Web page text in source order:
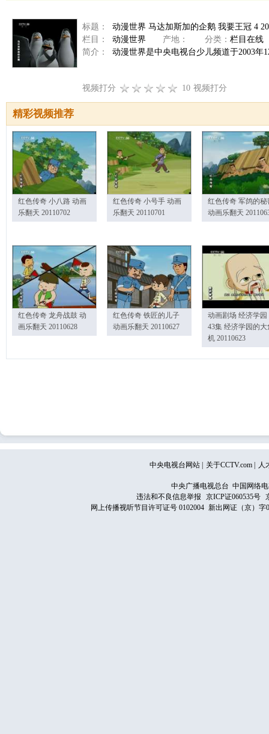
标题：
动漫世界 马达加斯加的企鹅 我要王冠 4
栏目：
动漫世界 产地： 分类： 栏目在线
简介：
动漫世界是中央电视台少儿频道于2003年
视频打分 10 视频打分
精彩视频推荐
红色传奇 小八路 动画
乐翻天 20110702
红色传奇 小号手 动画
乐翻天 20110701
红色传奇 军鸽的秘
动画乐翻天
红色传奇 龙舟战鼓 动
画乐翻天 20110628
红色传奇 铁匠的儿子
动画乐翻天 20110627
动画剧场 经济学园
43集 经济学园的大
机 20110623
中央电视台网站 关于CCTV.com 人
中央广播电视总台 中国网络
违法和不良信息举报
京ICP证060535号
网上传播视听节目许可证号 0102004 新出网证（京）